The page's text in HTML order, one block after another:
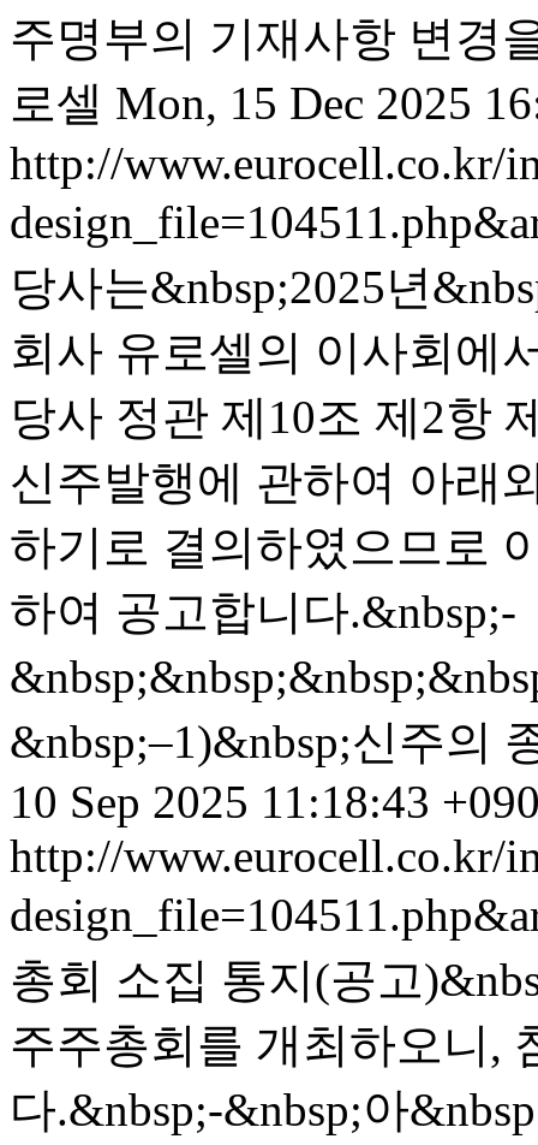
주명부의 기재사항 변경
로셀 Mon, 15 Dec 2025
http://www.eurocell.co.kr/
당사는&nbsp;2025년
회사 유로셀의 이사회에
당사 정관 제10조 제2항
신주발행에 관하여 아래
하기로 결의하였으므로
하여 공고합니다.&nbsp;-
&nbsp;–1)&nbsp;신주의
10 Sep 2025 11:18:43
http://www.eurocell.co.kr/
총회 소집 통지(공고
주주총회를 개최하오니,
다.&nbsp;-&nbsp;아